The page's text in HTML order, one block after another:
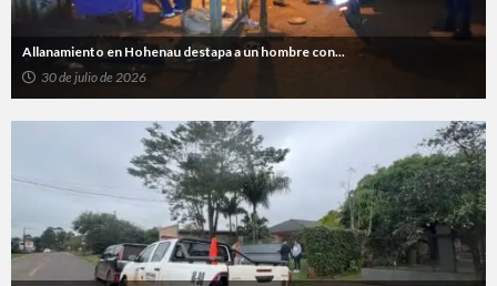
Allanamiento en Hohenau destapa a un hombre con...
30 de julio de 2026